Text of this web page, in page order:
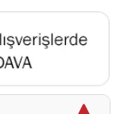
Dragon dişlik
kolaydır;
ve hemen
dragon dişlik
takdirde şeklini